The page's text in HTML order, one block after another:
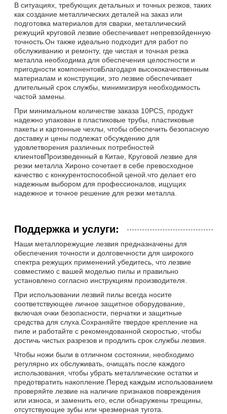
В ситуациях, требующих детальных и точных резков, таких
как создание металлических деталей на заказ или
подготовка материалов для сварки, металлический
режущий круговой лезвие обеспечивает непревзойденную
точность.Он также идеально подходит для работ по
обслуживанию и ремонту, где чистая и точная резка
металла необходима для обеспечения целостности и
пригодности компонентовБлагодаря высококачественным
материалам и конструкции, это лезвие обеспечивает
длительный срок службы, минимизируя необходимость
частой замены.
При минимальном количестве заказа 10PCS, продукт
надежно упакован в пластиковые трубы, пластиковые
пакеты и картонные чехлы, чтобы обеспечить безопасную
доставку.и цены подлежат обсуждению для
удовлетворения различных потребностей
клиентовПроизведенный в Китае, Круговой лезвие для
резки металла Хироно сочетает в себе превосходное
качество с конкурентоспособной ценой.что делает его
надежным выбором для профессионалов, ищущих
надежное и точное решение для резки металла.
Поддержка и услуги:
Наши металлорежущие лезвия предназначены для
обеспечения точности и долговечности для широкого
спектра режущих применений.убедитесь, что лезвие
совместимо с вашей моделью пилы и правильно
установлено согласно инструкциям производителя.
При использовании лезвий пилы всегда носите
соответствующее личное защитное оборудование,
включая очки безопасности, перчатки и защитные
средства для слуха.Сохраняйте твердое крепление на
пиле и работайте с рекомендованной скоростью, чтобы
достичь чистых разрезов и продлить срок службы лезвия.
Чтобы ножи были в отличном состоянии, необходимо
регулярно их обслуживать, очищать после каждого
использования, чтобы убрать металлические остатки и
предотвратить накопление.Перед каждым использованием
проверяйте лезвие на наличие признаков повреждения
или износа, и заменить его, если обнаружены трещины,
отсутствующие зубы или чрезмерная тугота.